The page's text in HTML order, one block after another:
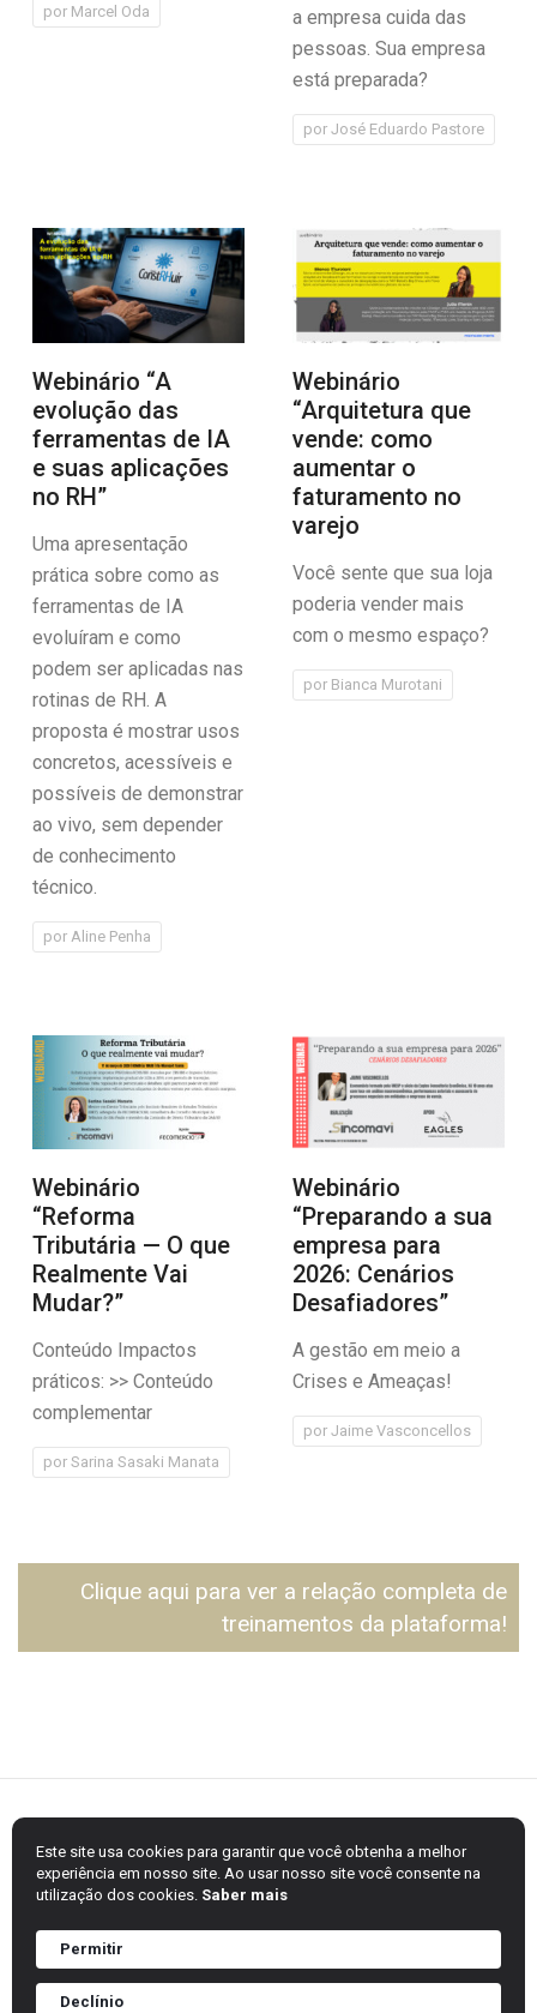
por Marcel Oda
a empresa cuida das
pessoas. Sua empresa
está preparada?
porJosé Eduardo Pastore
Webinário “A
evolução das
ferramentas de IA
e suas aplicações
no RH”
Uma apresentação
prática sobre como as
ferramentas de IA
evoluíram e como
podem ser aplicadas nas
rotinas de RH. A
proposta é mostrar usos
concretos, acessíveis e
possíveis de demonstrar
ao vivo, sem depender
de conhecimento
técnico.
por Aline Penha
Webinário
“Arquitetura que
vende: como
aumentar o
faturamento no
varejo
Você sente que sua loja
poderia vender mais
com o mesmo espaço?
por Bianca Murotani
Webinário
“Reforma
Tributária — O que
Realmente Vai
Mudar?”
Conteúdo Impactos
práticos: >> Conteúdo
complementar
por Sarina Sasaki Manata
Webinário
“Preparando a sua
empresa para
2026: Cenários
Desafiadores”
A gestão em meio a
Crises e Ameaças!
porJaime Vasconcellos
Clique aqui para ver a relação completa de
treinamentos da plataforma!
Este site usa cookies para garantir que você obtenha a melhor
experiência em nosso site. Ao usar nosso site você consente na
utilização dos cookies. Saber mais
Permitir
Declínio
Sincomavi - Todos os direitos reservados